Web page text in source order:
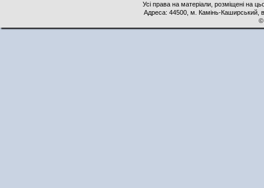
Усі права на матеріали, розміщені на
Адреса: 44500, м. Камінь-Каширський,
©